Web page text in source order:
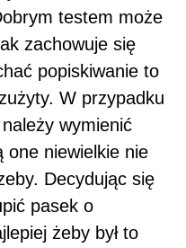
testem może
zachowuje się
popiskiwanie to
W przypadku
wymienić
one niewielkie nie
Decydując się
pasek o
żeby był to